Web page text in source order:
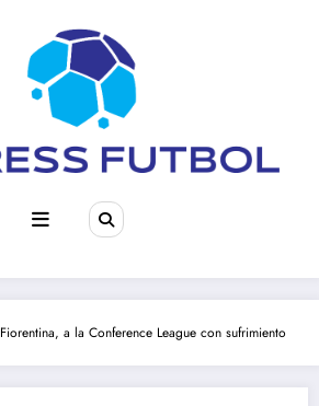
Fiorentina, a la Conference League con sufrimiento